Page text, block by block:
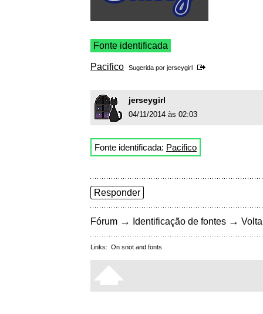
Fonte identificada
Pacifico Sugerida por jerseygirl
jerseygirl
04/11/2014 às 02:03
Fonte identificada: Pacifico
Responder
Fórum → Identificação de fontes →
Links: On snot and fonts